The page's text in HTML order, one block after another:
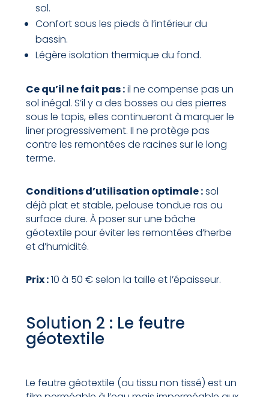
sol.
Confort sous les pieds à l’intérieur du
bassin.
Légère isolation thermique du fond.
Ce qu’il ne fait pas :il ne compense pas un
sol inégal. S’il y a des bosses ou des pierres
sous le tapis, elles continueront à marquer le
liner progressivement. Il ne protège pas
contre les remontées de racines sur le long
terme.
Conditions d’utilisation optimale :sol
déjà plat et stable, pelouse tondue ras ou
surface dure. À poser sur une bâche
géotextile pour éviter les remontées d’herbe
et d’humidité.
Prix :10 à 50 € selon la taille et l’épaisseur.
Solution 2 : Le feutre
géotextile
Le feutre géotextile (ou tissu non tissé) est un